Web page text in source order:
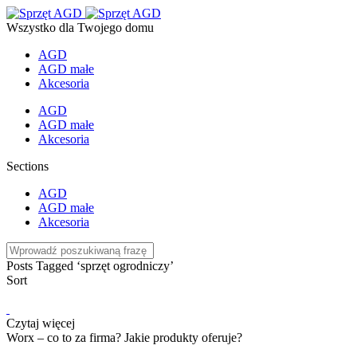
Wszystko dla Twojego domu
AGD
AGD małe
Akcesoria
AGD
AGD małe
Akcesoria
Sections
AGD
AGD małe
Akcesoria
Posts Tagged ‘sprzęt ogrodniczy’
Sort
Czytaj więcej
Worx – co to za firma? Jakie produkty oferuje?